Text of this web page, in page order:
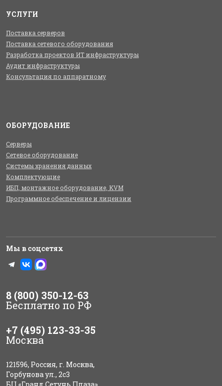
УСЛУГИ
Поставка серверов
Поставка сетевого оборудования
Разработка проектов ИТ инфраструктуры
Аудит инфраструктуры
Консультация по аппаратному
ОБОРУДОВАНИЕ
Серверы
Сетевое оборудование
Системы хранения данных
Комплектующие
ИБП, монтажное оборудование, KVM
Программное обеспечение и лицензии
Мы в соцсетях
8 (800) 350-12-63
Бесплатно по РФ
+7 (495) 123-33-35
Москва
121596, Россия, г. Москва,
Горбунова ул., 2с3